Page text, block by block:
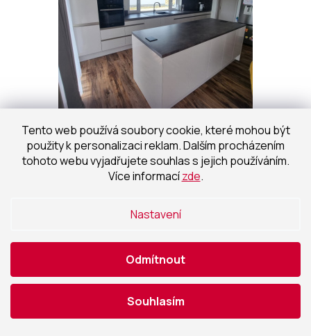
Tento web používá soubory cookie, které mohou být
použity k personalizaci reklam. Dalším procházením
tohoto webu vyjadřujete souhlas s jejich používáním.
Více informacízde.
Nastavení
Odmítnout
Souhlasím